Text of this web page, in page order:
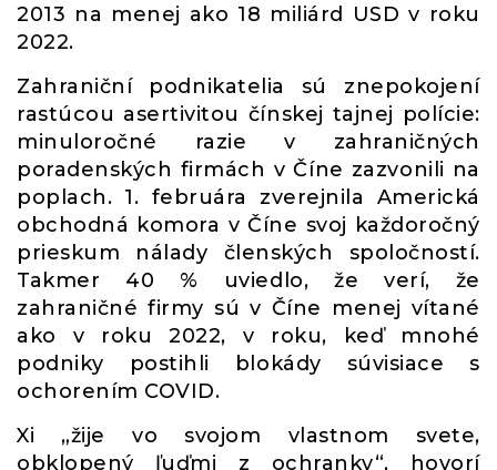
2013 na menej ako 18 miliárd USD v roku
2022.
Zahraniční podnikatelia sú znepokojení
rastúcou asertivitou čínskej tajnej polície:
minuloročné razie v zahraničných
poradenských firmách v Číne zazvonili na
poplach. 1. februára zverejnila Americká
obchodná komora v Číne svoj každoročný
prieskum nálady členských spoločností.
Takmer 40 % uviedlo, že verí, že
zahraničné firmy sú v Číne menej vítané
ako v roku 2022, v roku, keď mnohé
podniky postihli blokády súvisiace s
ochorením COVID.
Xi „žije vo svojom vlastnom svete,
obklopený ľuďmi z ochranky“, hovorí